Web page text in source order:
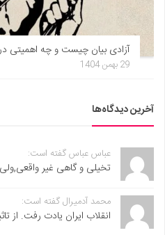
آزادی بیان چیست و چه اهمیتی
29 بهمن 1404
آخرین دیدگاه‌ها
عباس عباس گفته است:
تخیلی و گاهی غیر
محمد آدمیرال گفته است:
انقلاب ایران یادت رفت. از